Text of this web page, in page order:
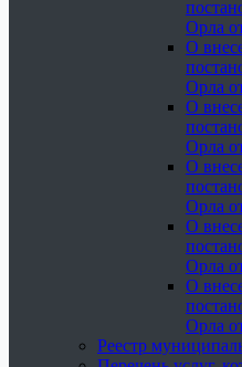
Орла
О
Орла
О
Орла
О
Орла
О
Орла
О
Орла
Реестр